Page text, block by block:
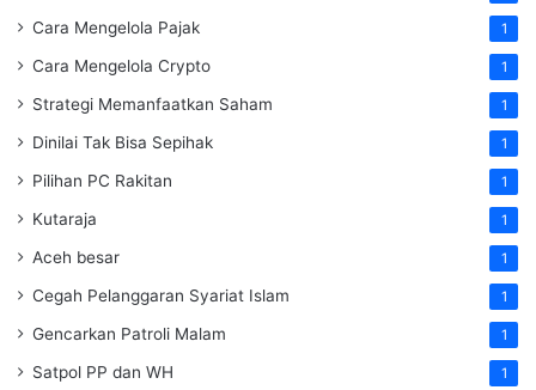
Cara Mengelola Pajak 1
Cara Mengelola Crypto 1
Strategi Memanfaatkan Saham 1
Dinilai Tak Bisa Sepihak 1
Pilihan PC Rakitan 1
Kutaraja 1
Aceh besar 1
Cegah Pelanggaran Syariat Islam 1
Gencarkan Patroli Malam 1
Satpol PP dan WH 1